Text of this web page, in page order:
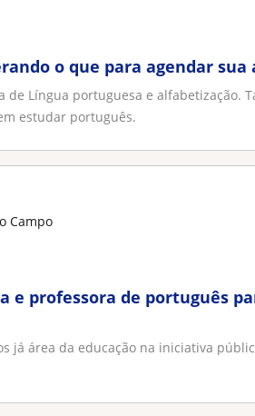
o que para agendar sua
de Língua portuguesa e alfabetização.
estudar português.
Campo
e professora de português
já área da educação na iniciativa